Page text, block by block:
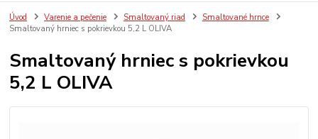
Úvod Varenie a pečenie Smaltovaný riad
Smaltované hrnce
Smaltovaný hrniec s pokrievkou 5,2 L OLIVA
Smaltovaný hrniec s pokrievkou
5,2 L OLIVA